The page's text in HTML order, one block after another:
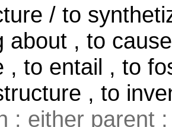
/ to
about , to
, to entail , to
, to
: either parent